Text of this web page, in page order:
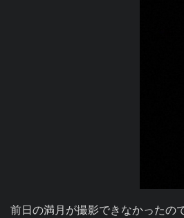
前日の満月が撮影できなかったの